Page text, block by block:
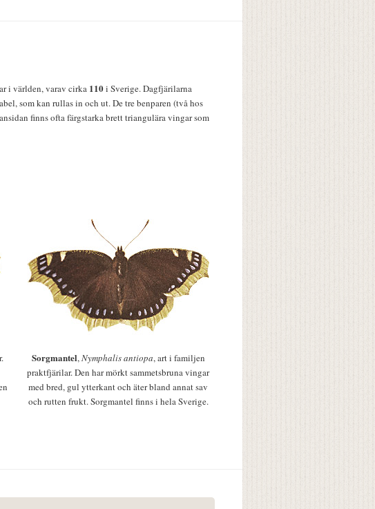
i världen, varav cirka 110i Sverige. Dagfjärilarna
som kan rullas in och ut. De tre benparen (två hos
finns ofta färgstarka brett triangulära vingar som
Sorgmantel,Nymphalis antiopa, art i familjen
praktfjärilar. Den har mörkt sammetsbruna vingar
med bred, gul ytterkant och äter bland annat sav
och rutten frukt. Sorgmantel finns i hela Sverige.